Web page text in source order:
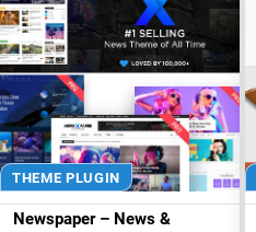
THEME PLUGIN
Newspaper – News &